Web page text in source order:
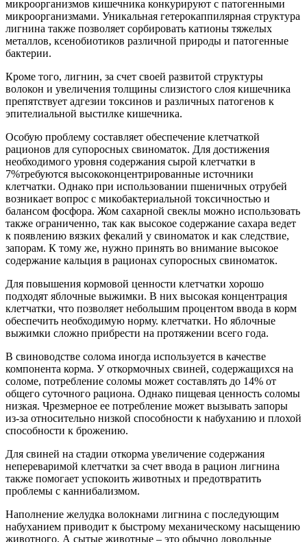
микроорганизмов кишечника конкурируют с патогенными
микроорганизмами. Уникальная гетерокаппилярная структура
лигнина также позволяет сорбировать катионы тяжелых
металлов, ксенобиотиков различной природы и патогенные
бактерии.
Кроме того, лигнин, за счет своей развитой структуры
волокон и увеличения толщины слизистого слоя кишечника
препятствует адгезии токсинов и различных патогенов к
эпителиальной выстилке кишечника.
Особую проблему составляет обеспечение клетчаткой
рационов для супоросных свиноматок. Для достижения
необходимого уровня содержания сырой клетчатки в
7%требуются высококонцентрированные источники
клетчатки. Однако при использовании пшеничных отрубей
возникает вопрос с микобактериальной токсичностью и
балансом фосфора. Жом сахарной свеклы можно использовать
также ограниченно, так как высокое содержание сахара ведет
к появлению вязких фекалий у свиноматок и как следствие,
запорам. К тому же, нужно принять во внимание высокое
содержание кальция в рационах супоросных свиноматок.
Для повышения кормовой ценности клетчатки хорошо
подходят яблочные выжимки. В них высокая концентрация
клетчатки, что позволяет небольшим процентом ввода в корм
обеспечить необходимую норму. клетчатки. Но яблочные
выжимки сложно прибрести на протяжении всего года.
В свиноводстве солома иногда используется в качестве
компонента корма. У откормочных свиней, содержащихся на
соломе, потребление соломы может составлять до 14% от
общего суточного рациона. Однако пищевая ценность соломы
низкая. Чрезмерное ее потребление может вызывать запоры
из-за относительно низкой способности к набуханию и плохой
способности к брожению.
Для свиней на стадии откорма увеличение содержания
непереваримой клетчатки за счет ввода в рацион лигнина
также помогает успокоить животных и предотвратить
проблемы с каннибализмом.
Наполнение желудка волокнами лигнина с последующим
набуханием приводит к быстрому механическому насыщению
животного. А сытые животные – это обычно довольные